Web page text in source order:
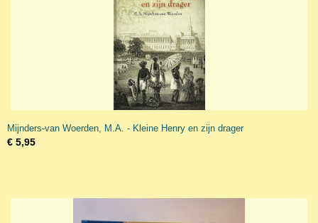
Mijnders-van Woerden, M.A. - Kleine Henry en zijn drager
€ 5,95